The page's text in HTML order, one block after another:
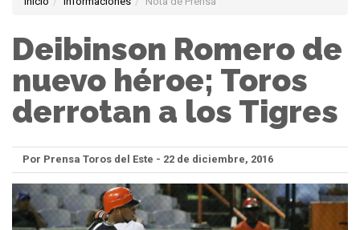
Deibinson Romero de
nuevo héroe; Toros
derrotan a los Tigres
Por Prensa Toros del Este - 22 de diciembre, 2016
Anterior